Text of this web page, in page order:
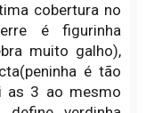
cobertura no
é figurinha
muito galho),
é tão
as 3 ao mesmo